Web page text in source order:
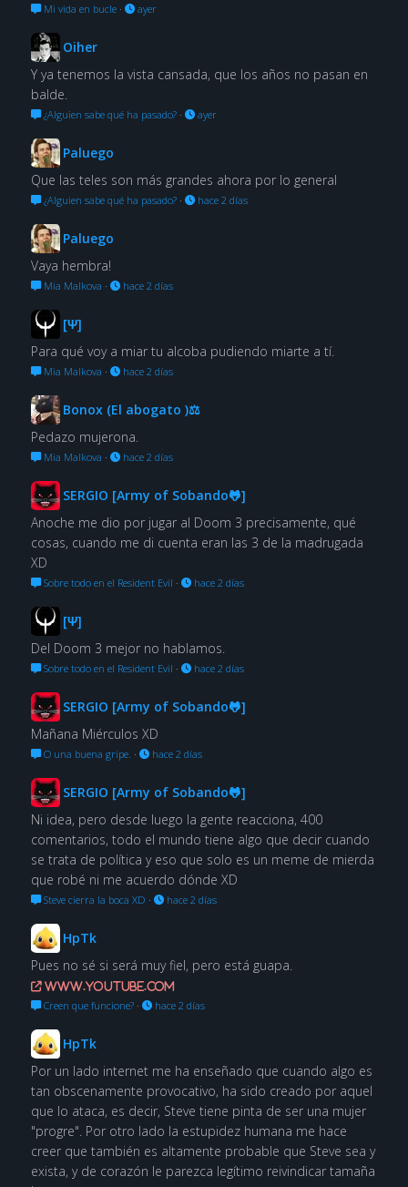
Mi vida en bucle· ayer
Oiher
Y ya tenemos la vista cansada, que los años no pasan en
balde.
¿Alguien sabe qué ha pasado?· ayer
Paluego
Que las teles son más grandes ahora por lo general
¿Alguien sabe qué ha pasado?· hace 2 días
Paluego
Vaya hembra!
Mia Malkova · hace 2 días
[Ψ]
Para qué voy a miar tu alcoba pudiendo miarte a tí.
Mia Malkova · hace 2 días
Bonox (El abogato )⚖
Pedazo mujerona.
Mia Malkova · hace 2 días
SERGIO [Army of Sobando🐸]
Anoche me dio por jugar al Doom 3 precisamente, qué
cosas, cuando me di cuenta eran las 3 de la madrugada
XD
Sobre todo en el Resident Evil · hace 2 días
[Ψ]
Del Doom 3 mejor no hablamos.
Sobre todo en el Resident Evil · hace 2 días
SERGIO [Army of Sobando🐸]
Mañana Miérculos XD
O una buena gripe. · hace 2 días
SERGIO [Army of Sobando🐸]
Ni idea, pero desde luego la gente reacciona, 400
comentarios, todo el mundo tiene algo que decir cuando
se trata de política y eso que solo es un meme de mierda
que robé ni me acuerdo dónde XD
Steve cierra la boca XD · hace 2 días
HpTk
Pues no sé si será muy fiel, pero está guapa.
www.youtube.com
Creen que funcione?· hace 2 días
HpTk
Por un lado internet me ha enseñado que cuando algo es
tan obscenamente provocativo, ha sido creado por aquel
que lo ataca, es decir, Steve tiene pinta de ser una mujer
"progre". Por otro lado la estupidez humana me hace
creer que también es altamente probable que Steve sea y
exista, y de corazón le parezca legítimo reivindicar tamaña